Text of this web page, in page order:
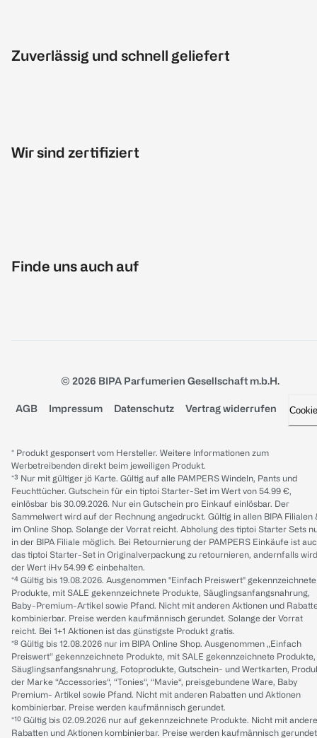
Zuverlässig und schnell geliefert
Wir sind zertifiziert
Finde uns auch auf
© 2026 BIPA Parfumerien Gesellschaft m.b.H.
AGB Impressum Datenschutz Vertrag widerrufen
* Produkt gesponsert vom Hersteller. Weitere Informationen zum
Werbetreibenden direkt beim jeweiligen Produkt.
*³ Nur mit gültiger jö Karte. Gültig auf alle PAMPERS Windeln, Pants und
Feuchttücher. Gutschein für ein tiptoi Starter-Set im Wert von 54.99 €,
einlösbar bis 30.09.2026. Nur ein Gutschein pro Einkauf einlösbar. Der
Sammelwert wird auf der Rechnung angedruckt. Gültig in allen BIPA Filialen
im Online Shop. Solange der Vorrat reicht. Abholung des tiptoi Starter Sets
in der BIPA Filiale möglich. Bei Retournierung der PAMPERS Einkäufe ist
das tiptoi Starter-Set in Originalverpackung zu retournieren, andernfalls wird
der Wert iHv 54.99 € einbehalten.
*⁴ Gültig bis 19.08.2026. Ausgenommen "Einfach Preiswert" gekennzeichnete
Produkte, mit SALE gekennzeichnete Produkte, Säuglingsanfangsnahrung,
Baby-Premium-Artikel sowie Pfand. Nicht mit anderen Aktionen und
kombinierbar. Preise werden kaufmännisch gerundet. Solange der Vorrat
reicht. Bei 1+1 Aktionen ist das günstigste Produkt gratis.
*⁸ Gültig bis 12.08.2026 nur im BIPA Online Shop. Ausgenommen „Einfach
Preiswert“ gekennzeichnete Produkte, mit SALE gekennzeichnete Produkte,
Säuglingsanfangsnahrung, Fotoprodukte, Gutschein- und Wertkarten,
der Marke “Accessories“, “Tonies“, “Mavie“, preisgebundene Ware, Baby
Premium- Artikel sowie Pfand. Nicht mit anderen Rabatten und Aktionen
kombinierbar. Preise werden kaufmännisch gerundet.
*¹⁰ Gültig bis 02.09.2026 nur auf gekennzeichnete Produkte. Nicht mit
Rabatten und Aktionen kombinierbar. Preise werden kaufmännisch